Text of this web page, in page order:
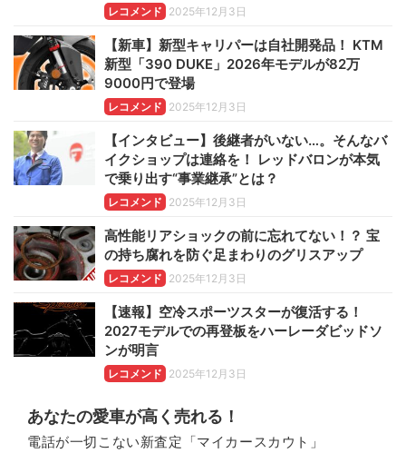
レコメンド 2025年12月3日
【新車】新型キャリパーは自社開発品！ KTM
新型「390 DUKE」2026年モデルが82万
9000円で登場
レコメンド 2025年12月3日
【インタビュー】後継者がいない…。そんなバ
イクショップは連絡を！ レッドバロンが本気
で乗り出す“事業継承”とは？
レコメンド 2025年12月3日
高性能リアショックの前に忘れてない！？ 宝
の持ち腐れを防ぐ足まわりのグリスアップ
レコメンド 2025年12月3日
【速報】空冷スポーツスターが復活する！
2027モデルでの再登板をハーレーダビッドソ
ンが明言
レコメンド 2025年12月3日
あなたの愛車が高く売れる！
電話が一切こない新査定「マイカースカウト」